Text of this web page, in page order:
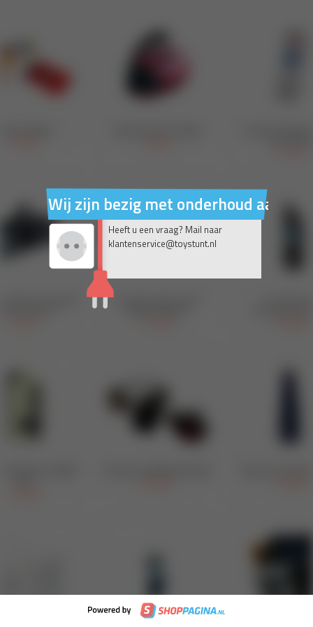
Wij zijn bezig met onderhoud aan
Heeft u een vraag? Mail naar
klantenservice@toystunt.nl